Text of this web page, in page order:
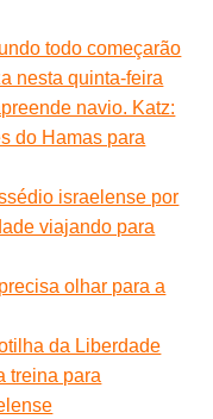
todo começarão
nesta quinta-feira
navio. Katz:
do Hamas para
israelense por
viajando para
olhar para a
da Liberdade
treina para